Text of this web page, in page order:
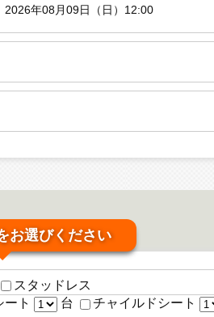
2026年08月09日（日）12:00
お選びください
スタッドレス
ート 台 チャイルドシート